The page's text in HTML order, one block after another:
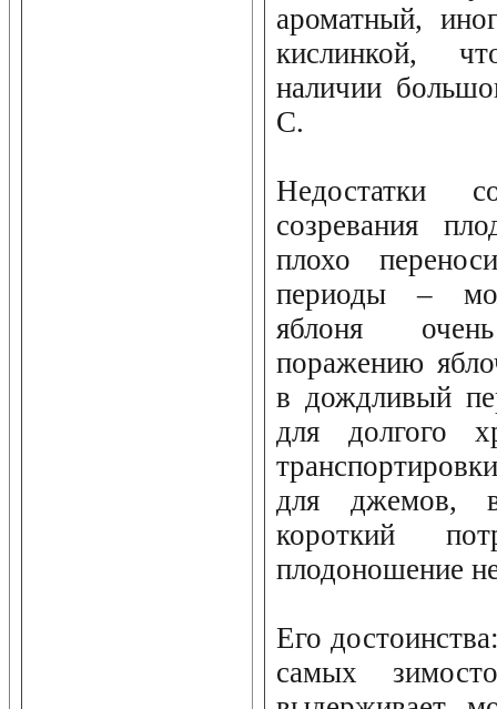
ароматный,
кислинкой,
наличии
C.
Недостатки
созревания
плохо
периоды –
яблоня
поражению
в дождливый
для долгого
для джемов,
короткий
плодоношение
Его
самых